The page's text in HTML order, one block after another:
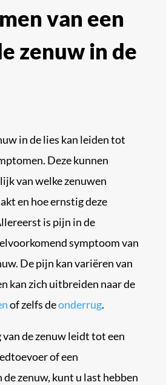
van een
zenuw in de
in de lies kan leiden tot
Deze kunnen
van welke zenuwen
en hoe ernstig deze
is pijn in de
symptoom van
De pijn kan variëren van
kan zich uitbreiden naar de
of zelfs deonderrug.
de zenuw leidt tot een
of een
de zenuw, kunt u last hebben